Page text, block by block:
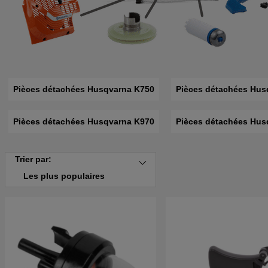
Pièces détachées Husqvarna K750 Pièces détachées
Pièces détachées Husqvarna K970 Pièces détachées
Trier par:
Les plus populaires